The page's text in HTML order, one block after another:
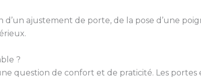
d’un ajustement de porte, de la pose d’une
?
question de confort et de praticité. Les portes